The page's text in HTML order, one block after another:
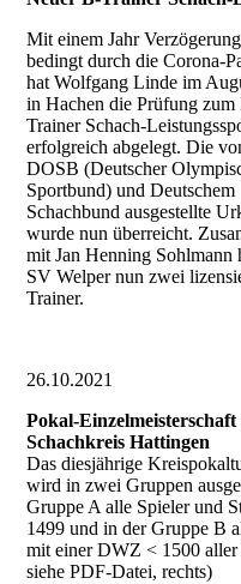
Mit einem Jahr
bedingt durch die Corona-
hat Wolfgang Linde im
in Hachen die Prüfung zum
Trainer Schach-
erfolgreich abgelegt. Die
DOSB (Deutscher
Sportbund) und Deutschem
Schachbund ausgestellte
wurde nun überreicht.
mit Jan Henning Sohlmann
SV Welper nun zwei
Trainer.
26.10.2021
Pokal-Einzelmeisterschaft
Schachkreis Hattingen
Das diesjährige
wird in zwei Gruppen
Gruppe A alle Spieler und
1499 und in der Gruppe B
mit einer DWZ < 1500
siehe PDF-Datei, rechts)